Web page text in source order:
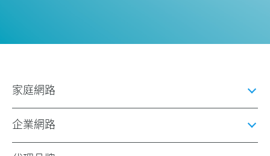
家庭網路
企業網路